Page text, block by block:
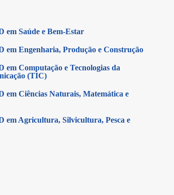
em Saúde e Bem-Estar
em Engenharia, Produção e Construção
em Computação e Tecnologias da
(TIC)
em Ciências Naturais, Matemática e
em Agricultura, Silvicultura, Pesca e